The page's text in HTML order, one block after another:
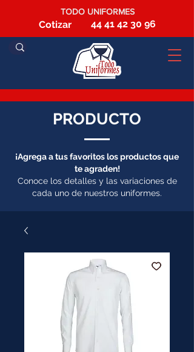
TODO UNIFORMES
Cotizar 44 41 42 30 96
PRODUCTO
¡Agrega a tus favoritos los productos que
te agraden!
Conoce los detalles y las variaciones de
cada uno de nuestros uniformes.